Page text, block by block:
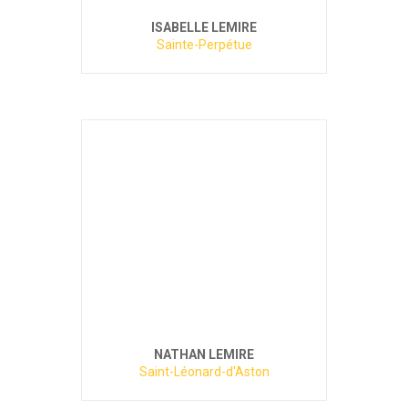
ISABELLE LEMIRE
Sainte-Perpétue
NATHAN LEMIRE
Saint-Léonard-d'Aston